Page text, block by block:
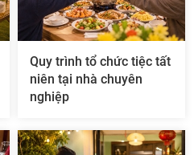
Quy trình tổ chức tiệc tất
niên tại nhà chuyên
nghiệp